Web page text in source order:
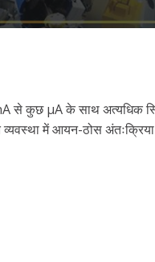
nA से कुछ μA के साथ
में आयन-ठोस